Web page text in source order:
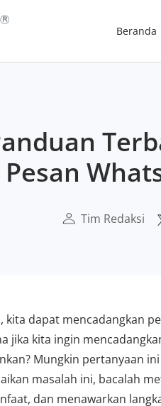
Beranda
Pesan
Tim Redaksi
kita dapat mencadangkan
jika kita ingin
Mungkin pertanyaan
masalah ini, bacalah
dan menawarkan